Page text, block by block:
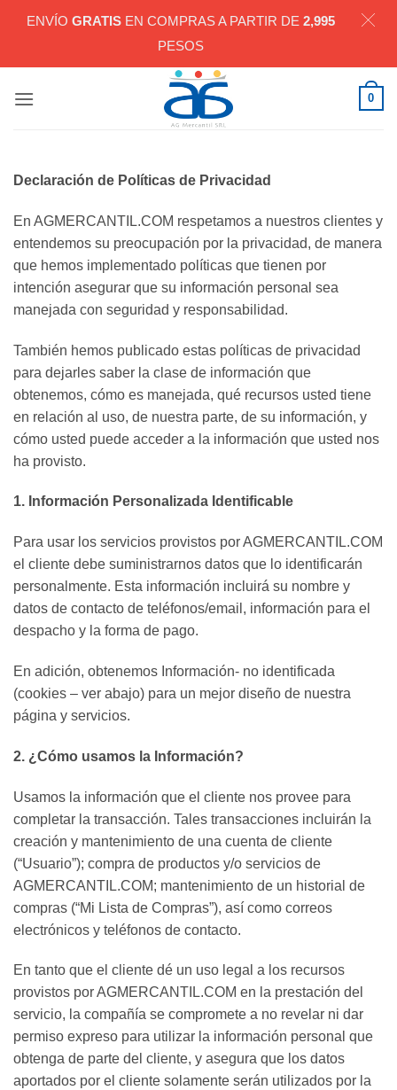
0
Declaración de Políticas de Privacidad
En AGMERCANTIL.COM respetamos a nuestros clientes y
entendemos su preocupación por la privacidad, de manera
que hemos implementado políticas que tienen por
intención asegurar que su información personal sea
manejada con seguridad y responsabilidad.
También hemos publicado estas políticas de privacidad
para dejarles saber la clase de información que
obtenemos, cómo es manejada, qué recursos usted tiene
en relación al uso, de nuestra parte, de su información, y
cómo usted puede acceder a la información que usted nos
ha provisto.
1. Información Personalizada Identificable
Para usar los servicios provistos por AGMERCANTIL.COM
el cliente debe suministrarnos datos que lo identificarán
personalmente. Esta información incluirá su nombre y
datos de contacto de teléfonos/email, información para el
despacho y la forma de pago.
En adición, obtenemos Información- no identificada
(cookies – ver abajo) para un mejor diseño de nuestra
página y servicios.
2. ¿Cómo usamos la Información?
Usamos la información que el cliente nos provee para
completar la transacción. Tales transacciones incluirán la
creación y mantenimiento de una cuenta de cliente
(“Usuario”); compra de productos y/o servicios de
AGMERCANTIL.COM; mantenimiento de un historial de
compras (“Mi Lista de Compras”), así como correos
electrónicos y teléfonos de contacto.
En tanto que el cliente dé un uso legal a los recursos
provistos por AGMERCANTIL.COM en la prestación del
servicio, la compañía se compromete a no revelar ni dar
permiso expreso para utilizar la información personal que
obtenga de parte del cliente, y asegura que los datos
aportados por el cliente solamente serán utilizados por la
ENVÍO GRATIS EN COMPRAS A PARTIR DE 2,995
PESOS